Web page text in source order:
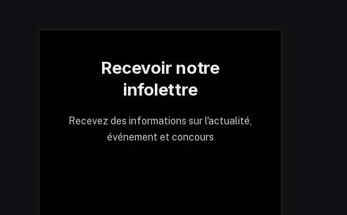
Recevoir notre
infolettre
Recevez des informations sur l'actualité,
événement et concours